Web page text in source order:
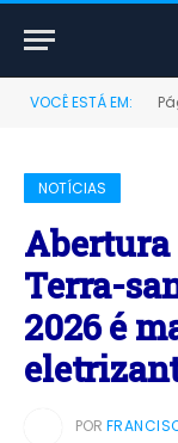
VOCÊ ESTÁ EM:
NOTÍCIAS
Abertura
Terra-
2026 é
POR